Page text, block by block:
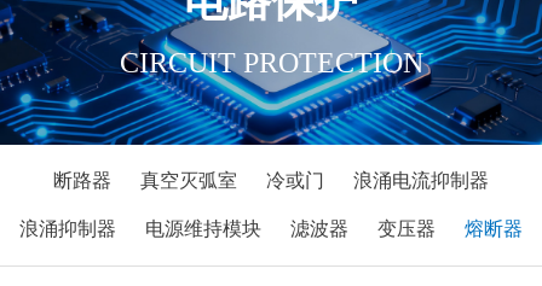
CIRCUIT PROTECTION
断路器 真空灭弧室 冷或门 浪涌电流抑制器
浪涌抑制器 电源维持模块 滤波器 变压器 熔断器